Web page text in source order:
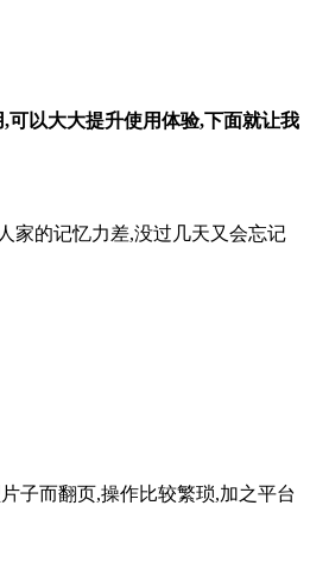
以大大提升使用体验,下面就让我
家的记忆力差,没过几天又会忘记
子而翻页,操作比较繁琐,加之平台